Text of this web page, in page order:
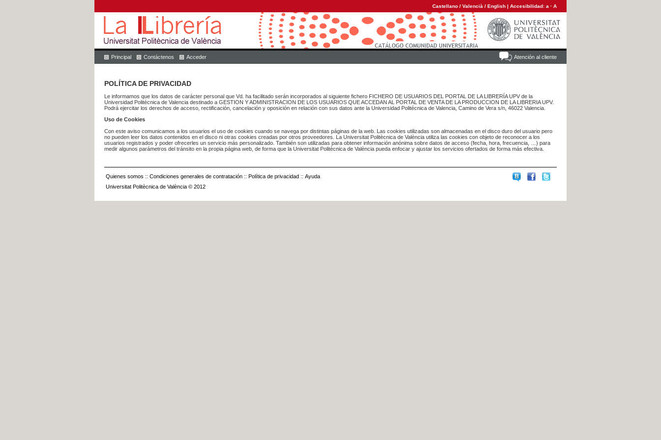
Castellano / Valencià / English | Accesibilidad: a · A
Atención al cliente
Principal Contáctenos Acceder
POLÍTICA DE PRIVACIDAD
Le informamos que los datos de carácter personal que Vd. ha facilitado serán incorporados al siguiente fichero FICHERO DE USUARIOS DEL PORTAL DE LA LIBRERÍA UPV de la
Universidad Politécnica de Valencia destinado a GESTION Y ADMINISTRACION DE LOS USUARIOS QUE ACCEDAN AL PORTAL DE VENTA DE LA PRODUCCION DE LA LIBRERIA UPV.
Podrá ejercitar los derechos de acceso, rectificación, cancelación y oposición en relación con sus datos ante la Universidad Politécnica de Valencia, Camino de Vera s/n, 46022 Valencia.
Uso de Cookies
Con este aviso comunicamos a los usuarios el uso de cookies cuando se navega por distintas páginas de la web. Las cookies utilizadas son almacenadas en el disco duro del usuario pero
no pueden leer los datos contenidos en el disco ni otras cookies creadas por otros proveedores. La Universitat Politècnica de València utiliza las cookies con objeto de reconocer a los
usuarios registrados y poder ofrecerles un servicio más personalizado. También son utilizadas para obtener información anónima sobre datos de acceso (fecha, hora, frecuencia, …) para
medir algunos parámetros del tránsito en la propia página web, de forma que la Universitat Politècnica de València pueda enfocar y ajustar los servicios ofertados de forma más efectiva.
Quienes somos :: Condiciones generales de contratación :: Política de privacidad :: Ayuda
Universitat Politècnica de València © 2012